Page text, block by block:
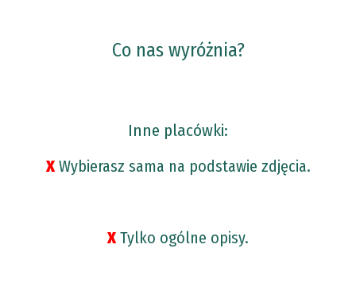
Co nas wyróżnia?
Inne placówki:
Χ Wybierasz sama na podstawie zdjęcia.
Χ Tylko ogólne opisy.